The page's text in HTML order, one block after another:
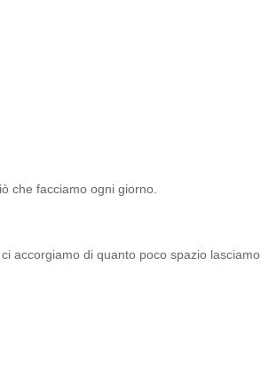
che facciamo ogni giorno.
accorgiamo di quanto poco spazio lasciamo